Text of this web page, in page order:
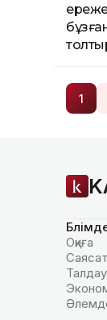
1
Оқиға
Саясат
Талдау